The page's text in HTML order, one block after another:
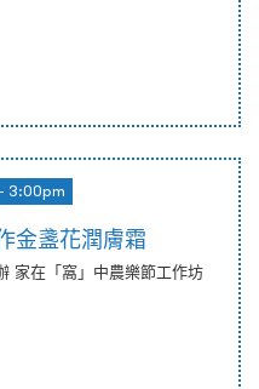
3:00pm
金盞花潤膚霜
家在「窩」中農樂節工作坊